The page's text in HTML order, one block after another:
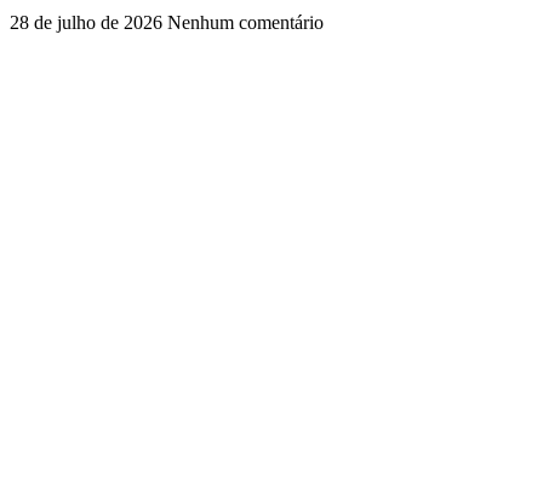
28 de julho de 2026 Nenhum comentário